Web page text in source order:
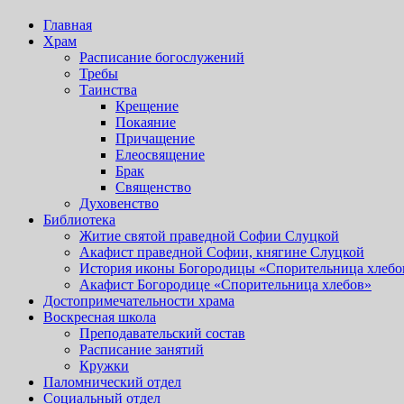
Главная
Храм
Расписание богослужений
Требы
Таинства
Крещение
Покаяние
Причащение
Елеосвящение
Брак
Священство
Духовенство
Библиотека
Житие святой праведной Софии Слуцкой
Акафист праведной Софии, княгине Слуцкой
История иконы Богородицы «Спорительница
Акафист Богородице «Спорительница хлебов»
Достопримечательности храма
Воскресная школа
Преподавательский состав
Расписание занятий
Кружки
Паломнический отдел
Социальный отдел